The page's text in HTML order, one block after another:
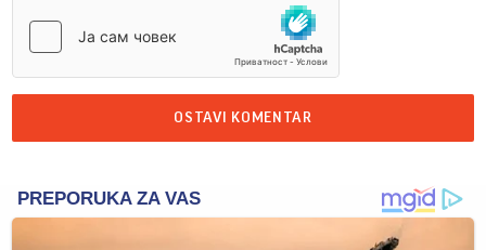
OSTAVI KOMENTAR